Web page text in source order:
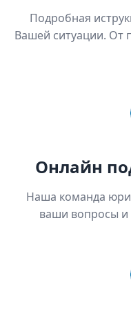
Подробная
Вашей ситуации. От
Онлайн
Наша команда
ваши вопросы и